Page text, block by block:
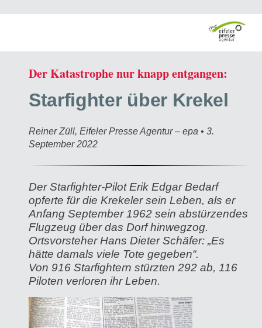
Der Katastrophe nur knapp entgangen:
Starfighter über Krekel
Reiner Züll, Eifeler Presse Agentur – epa • 3.
September 2022
Der Starfighter-Pilot Erik Edgar Bedarf
opferte für die Krekeler sein Leben, als er
Anfang September 1962 sein abstürzendes
Flugzeug über das Dorf hinwegzog.
Ortsvorsteher Hans Dieter Schäfer: „Es
hätte damals viele Tote gegeben“.
Von 916 Starfightern stürzten 292 ab, 116
Piloten verloren ihr Leben.